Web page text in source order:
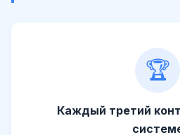
🏆
Каждый третий